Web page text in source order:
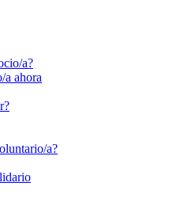
a?
a ahora
a?